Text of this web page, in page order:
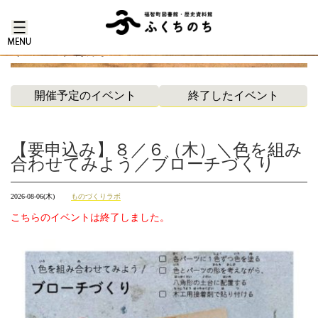
イベント案内
開催予定のイベント 終了したイベント
【要申込み】８／６（木）＼色を組み
合わせてみよう／ブローチづくり
2026-08-06(木) ものづくりラボ
こちらのイベントは終了しました。